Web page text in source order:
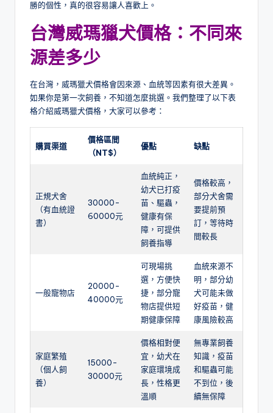
勝的個性，真的很容易讓人喜歡上。
台灣威瑪獵犬價格：不同來
源差多少
在台灣，威瑪獵犬價格會因來源、血統等因素有很大差異。
如果你是第一次飼養，不知道怎麼挑選。我們整理了以下表
格介紹威瑪獵犬價格，大家可以參考：
購買渠道
價格區間
（NT$）
優點 缺點
正規犬舍
（有血統證
書）
30000-
60000元
血統純正，
幼犬已打疫
苗、驅蟲，
健康有保
障，可提供
飼養指導
價格較高，
部分犬舍需
要提前預
訂，等待時
間較長
一般寵物店
20000-
40000元
可現場挑
選，方便快
捷，部分寵
物店提供短
期健康保障
血統來源不
明，部分幼
犬可能未做
好疫苗，健
康風險較高
家庭繁殖
（個人飼
養）
15000-
30000元
價格相對便
宜，幼犬在
家庭環境成
長，性格更
溫順
無專業飼養
知識，疫苗
和驅蟲可能
不到位，後
續無保障